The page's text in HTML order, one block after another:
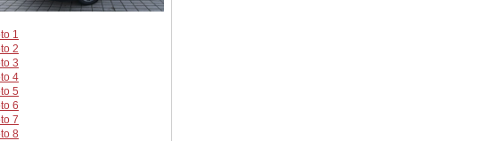
1
2
3
4
5
6
7
8